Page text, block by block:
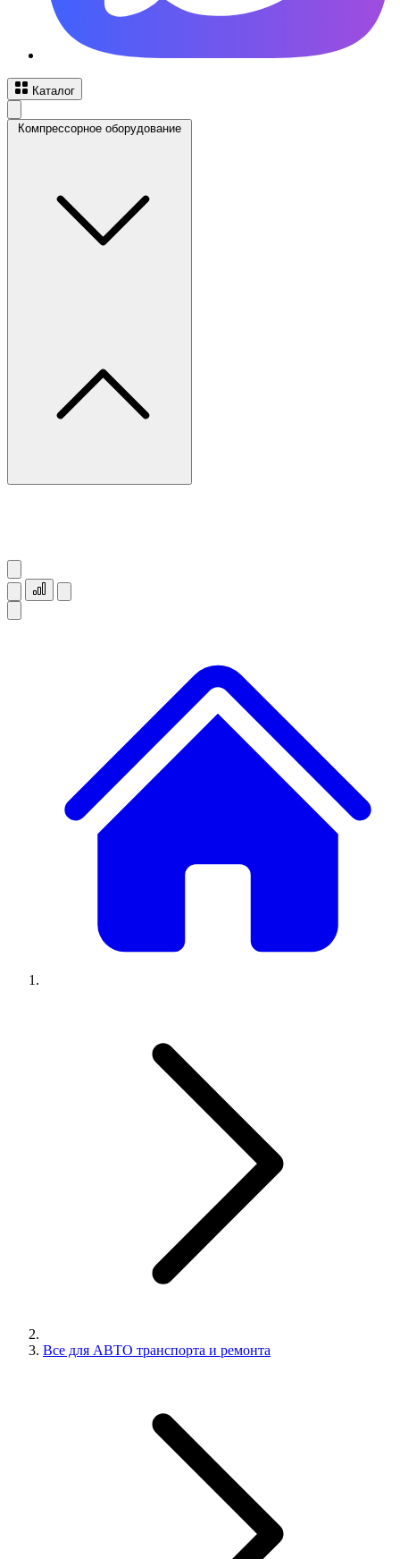
Каталог
Компрессорное оборудование
Все для АВТО транспорта и ремонта